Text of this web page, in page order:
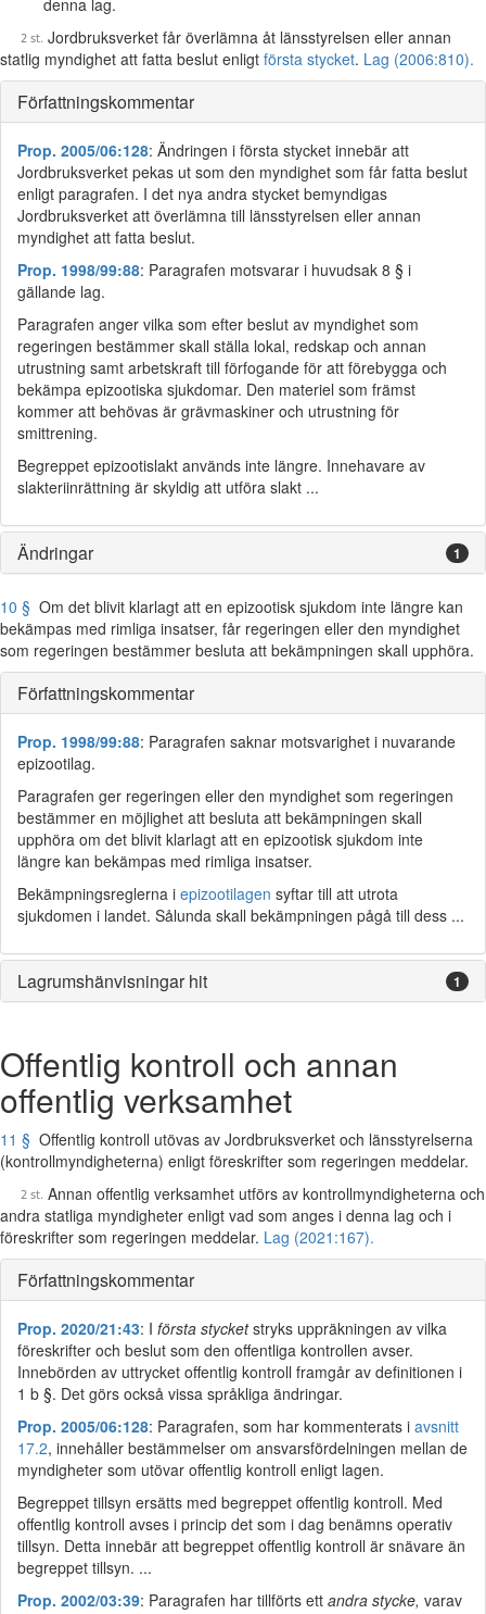
denna lag.
Jordbruksverket får överlämna åt länsstyrelsen eller annan
statlig myndighet att fatta beslut enligt första stycket. Lag (2006:810).
Författningskommentar
Prop. 2005/06:128: Ändringen i första stycket innebär att
Jordbruksverket pekas ut som den myndighet som får fatta beslut
enligt paragrafen. I det nya andra stycket bemyndigas
Jordbruksverket att överlämna till länsstyrelsen eller annan
myndighet att fatta beslut.
Prop. 1998/99:88: Paragrafen motsvarar i huvudsak 8 § i
gällande lag.
Paragrafen anger vilka som efter beslut av myndighet som
regeringen bestämmer skall ställa lokal, redskap och annan
utrustning samt arbetskraft till förfogande för att förebygga och
bekämpa epizootiska sjukdomar. Den materiel som främst
kommer att behövas är grävmaskiner och utrustning för
smittrening.
Begreppet epizootislakt används inte längre. Innehavare av
slakteriinrättning är skyldig att utföra slakt ...
Ändringar 1
10 § Om det blivit klarlagt att en epizootisk sjukdom inte längre kan
bekämpas med rimliga insatser, får regeringen eller den myndighet
som regeringen bestämmer besluta att bekämpningen skall upphöra.
Författningskommentar
Prop. 1998/99:88: Paragrafen saknar motsvarighet i nuvarande
epizootilag.
Paragrafen ger regeringen eller den myndighet som regeringen
bestämmer en möjlighet att besluta att bekämpningen skall
upphöra om det blivit klarlagt att en epizootisk sjukdom inte
längre kan bekämpas med rimliga insatser.
Bekämpningsreglerna i epizootilagen syftar till att utrota
sjukdomen i landet. Sålunda skall bekämpningen pågå till dess ...
Lagrumshänvisningar hit 1
Offentlig kontroll och annan
offentlig verksamhet
11 § Offentlig kontroll utövas av Jordbruksverket och länsstyrelserna
(kontrollmyndigheterna) enligt föreskrifter som regeringen meddelar.
Annan offentlig verksamhet utförs av kontrollmyndigheterna och
andra statliga myndigheter enligt vad som anges i denna lag och i
föreskrifter som regeringen meddelar. Lag (2021:167).
Författningskommentar
Prop. 2020/21:43: I första stycketstryks uppräkningen av vilka
föreskrifter och beslut som den offentliga kontrollen avser.
Innebörden av uttrycket offentlig kontroll framgår av definitionen i
1 b §. Det görs också vissa språkliga ändringar.
Prop. 2005/06:128: Paragrafen, som har kommenterats i avsnitt
17.2, innehåller bestämmelser om ansvarsfördelningen mellan de
myndigheter som utövar offentlig kontroll enligt lagen.
Begreppet tillsyn ersätts med begreppet offentlig kontroll. Med
offentlig kontroll avses i princip det som i dag benämns operativ
tillsyn. Detta innebär att begreppet offentlig kontroll är snävare än
begreppet tillsyn. ...
Prop. 2002/03:39: Paragrafen har tillförts ett andra stycke, varav